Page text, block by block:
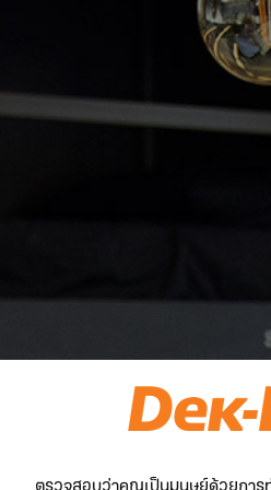
ตรวจสอบว่าคุณเป็นมนุษย์ด้วยการ